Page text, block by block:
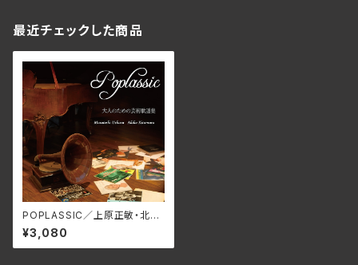
最近チェックした商品
POPLASSIC／上原正敏・北村
晶子 UK-3313 (CD)
¥3,080